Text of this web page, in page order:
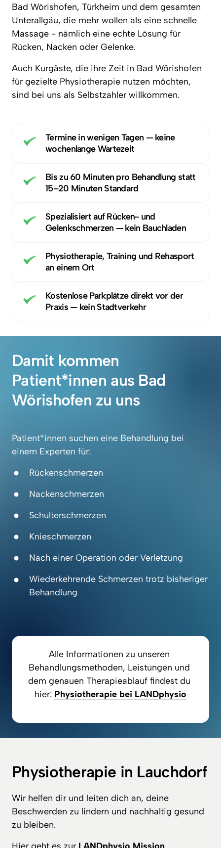
Bad Wörishofen, Türkheim und dem gesamten
Unterallgäu, die mehr wollen als eine schnelle
Massage - nämlich eine echte Lösung für
Rücken, Nacken oder Gelenke.
Auch Kurgäste, die ihre Zeit in Bad Wörishofen
für gezielte Physiotherapie nutzen möchten,
sind bei uns als Selbstzahler willkommen.
Termine in wenigen Tagen — keine
wochenlange Wartezeit
Bis zu 60 Minuten pro Behandlung statt
15–20 Minuten Standard
Spezialisiert auf Rücken- und
Gelenkschmerzen — kein Bauchladen
Physiotherapie, Training und Rehasport
an einem Ort
Kostenlose Parkplätze direkt vor der
Praxis — kein Stadtverkehr
Damit kommen
Patient*innen aus Bad
Wörishofen zu uns
Patient*innen suchen eine Behandlung bei
einem Experten für:
Rückenschmerzen
Nackenschmerzen
Schulterschmerzen
Knieschmerzen
Nach einer Operation oder Verletzung
Wiederkehrende Schmerzen trotz bisheriger
Behandlung
Alle Informationen zu unseren
Behandlungsmethoden, Leistungen und
dem genauen Therapieablauf findest du
hier: Physiotherapie bei LANDphysio
Physiotherapie in Lauchdorf
Wir helfen dir und leiten dich an, deine
Beschwerden zu lindern und nachhaltig gesund
zu bleiben.